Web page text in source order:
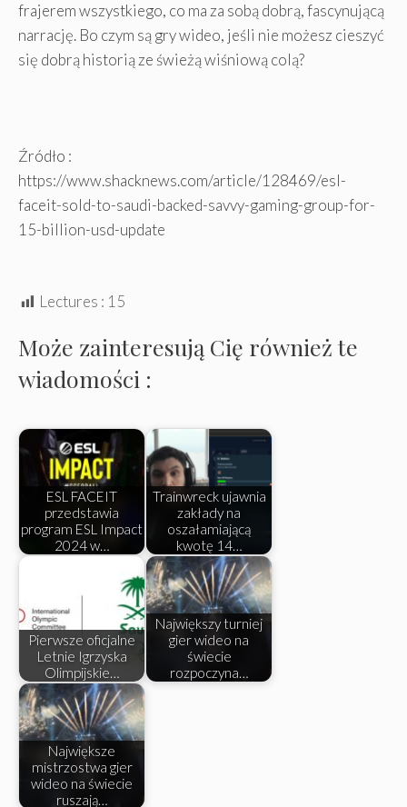
frajerem wszystkiego, co ma za sobą dobrą, fascynującą
narrację. Bo czym są gry wideo, jeśli nie możesz cieszyć
się dobrą historią ze świeżą wiśniową colą?
Źródło :
https://www.shacknews.com/article/128469/esl-
faceit-sold-to-saudi-backed-savvy-gaming-group-for-
15-billion-usd-update
Lectures : 15
Może zainteresują Cię również te
wiadomości :
ESL FACEIT
przedstawia
program ESL Impact
2024 w…
Trainwreck ujawnia
zakłady na
oszałamiającą
kwotę 14…
Pierwsze oficjalne
Letnie Igrzyska
Olimpijskie…
Największy turniej
gier wideo na
świecie
rozpoczyna…
Największe
mistrzostwa gier
wideo na świecie
ruszają…